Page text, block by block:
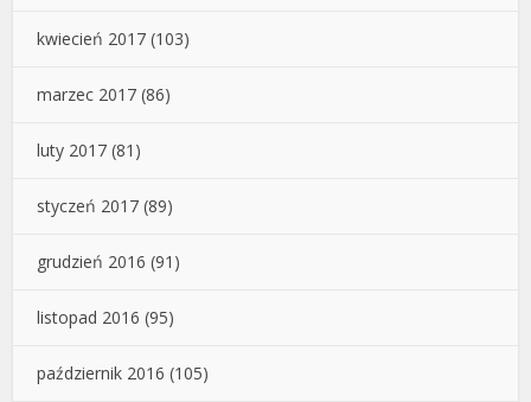
kwiecień 2017 (103)
marzec 2017 (86)
luty 2017 (81)
styczeń 2017 (89)
grudzień 2016 (91)
listopad 2016 (95)
październik 2016 (105)